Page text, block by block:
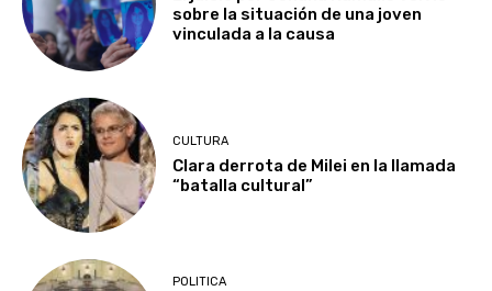
sobre la situación de una joven
vinculada a la causa
CULTURA
Clara derrota de Milei en la llamada
“batalla cultural”
POLITICA